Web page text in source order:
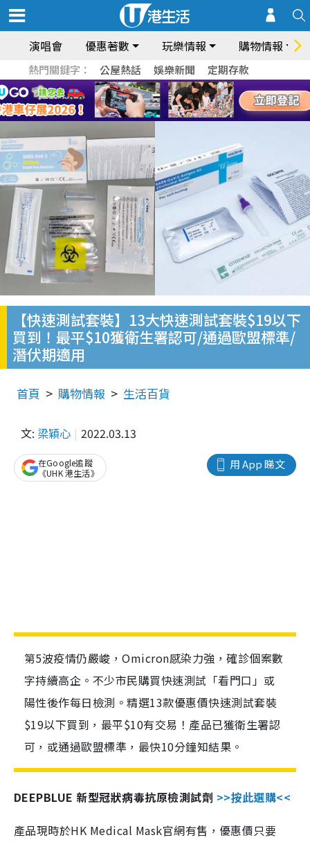
演唱會 優惠著數 玩樂情報 購物情報
熱門關鍵字： 公屋熱話 娛樂新聞 定期存款
【快速測試套裝】13大快速測試套裝$19以下
買到！最平$10獲衛生署認可/通過歐盟標準/
潛伏期適用
首頁 購物情報 生活百貨
文: 梁穎心 2022.03.13
用 App 睇文
在Google追蹤
《UHK 港生活》
第5波疫情仍嚴峻，Omicron感染力強，確診個案數
字持續高企。不少市民購買快速測試「看門口」或
陽性後作每日檢測。精選13款優惠價快速測試套裝
$19以下買到，最平$10有交易！產品已獲衛生署認
可，或通過歐盟標準，最快10分鐘知結果。
DEEPBLUE 新型冠狀病毒抗原檢測試劑 >>按此選購<<
產品現時於HK Medical Mask官網有售，優惠價只要